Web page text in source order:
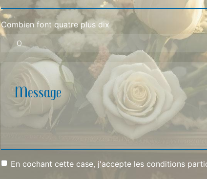
Combien font quatre plus dix
En cochant cette case, j'accepte les conditions